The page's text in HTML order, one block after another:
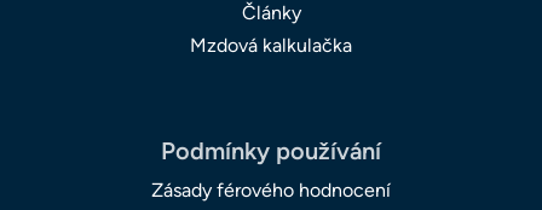
Články
Mzdová kalkulačka
Podmínky používání
Zásady férového hodnocení